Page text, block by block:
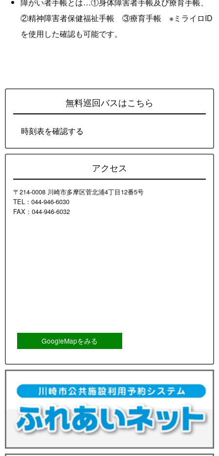
②精神障害者保健福祉手帳 ③療育手帳 ※ミライロID
を使用した確認も可能です。
無料巡回バスはこちら
時刻表を確認する
アクセス
〒214-0008 川崎市多摩区菅北浦4丁目12番5号
TEL：044-946-6030
FAX：044-946-6032
GoogleMapをみる